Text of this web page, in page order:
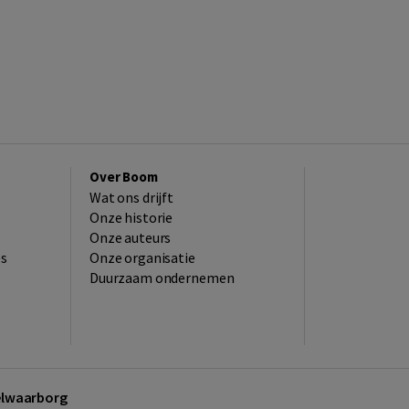
Over Boom
Wat ons drijft
Onze historie
Onze auteurs
Onze organisatie
Duurzaam ondernemen